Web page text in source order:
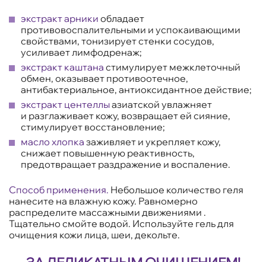
экстракт арники обладает
противовоспалительными и успокаивающими
свойствами, тонизирует стенки сосудов,
усиливает лимфодренаж;
экстракт каштана стимулирует межклеточный
обмен, оказывает противоотечное,
антибактериальное, антиоксидантное действие;
экстракт центеллыазиатской увлажняет
и разглаживает кожу, возвращает ей сияние,
стимулирует восстановление;
масло хлопка заживляет и укрепляет кожу,
снижает повышенную реактивность,
предотвращает раздражение и воспаление.
Способ применения. Небольшое количество геля
нанесите на влажную кожу. Равномерно
распределите массажными движениями .
Тщательно смойте водой. Используйте гель для
очищения кожи лица, шеи, декольте.